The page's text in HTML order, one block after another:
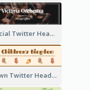
Official Twitter Header Of Orchestra
Brown Twitter Header Created For Toy Store